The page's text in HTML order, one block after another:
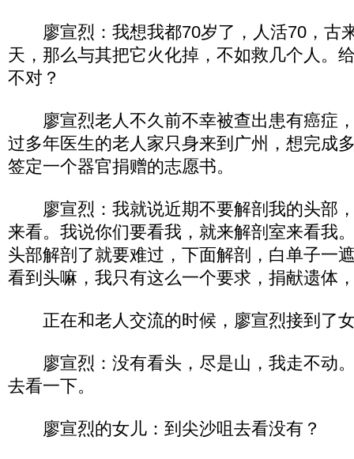
廖宣烈：我想我都70岁了，人活70，古
天，那么与其把它火化掉，不如救几个人。
不对？
廖宣烈老人不久前不幸被查出患有癌症
过多年医生的老人家只身来到广州，想完成
签定一个器官捐赠的志愿书。
廖宣烈：我就说近期不要解剖我的头部
来看。我说你们要看我，就来解剖室来看我
头部解剖了就要难过，下面解剖，白单子一
看到头嘛，我只有这么一个要求，捐献遗体
正在和老人交流的时候，廖宣烈接到了
廖宣烈：没有看头，尽是山，我走不动
去看一下。
廖宣烈的女儿：到尖沙咀去看没有？